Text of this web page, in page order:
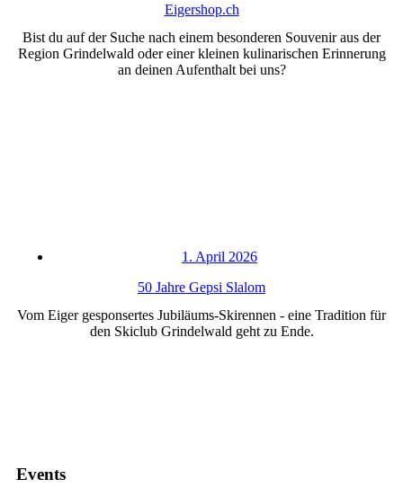
Eigershop.ch
Bist du auf der Suche nach einem besonderen Souvenir aus der
Region Grindelwald oder einer kleinen kulinarischen Erinnerung
an deinen Aufenthalt bei uns?
1. April 2026
50 Jahre Gepsi Slalom
Vom Eiger gesponsertes Jubiläums-Skirennen - eine Tradition für
den Skiclub Grindelwald geht zu Ende.
Events